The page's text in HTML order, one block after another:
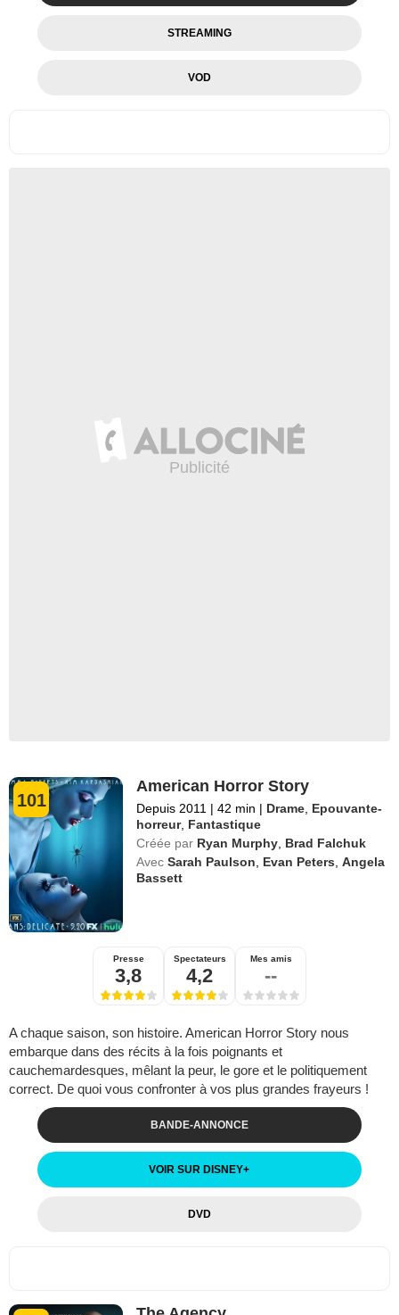
STREAMING
VOD
101
American Horror Story
Depuis 2011 | 42 min | Drame, Epouvante-
horreur, Fantastique
Créée par Ryan Murphy, Brad Falchuk
Avec Sarah Paulson, Evan Peters,Angela
Bassett
Presse
3,8
Spectateurs
4,2
Mes amis
--
A chaque saison, son histoire. American Horror Story nous
embarque dans des récits à la fois poignants et
cauchemardesques, mêlant la peur, le gore et le politiquement
correct. De quoi vous confronter à vos plus grandes frayeurs !
BANDE-ANNONCE
VOIR SUR DISNEY+
DVD